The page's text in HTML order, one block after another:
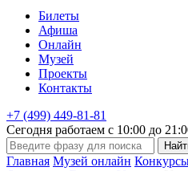
Билеты
Афиша
Онлайн
Музей
Проекты
Контакты
+7 (499) 449-81-81
Сегодня работаем с 10:00 до
Главная Музей онлайн